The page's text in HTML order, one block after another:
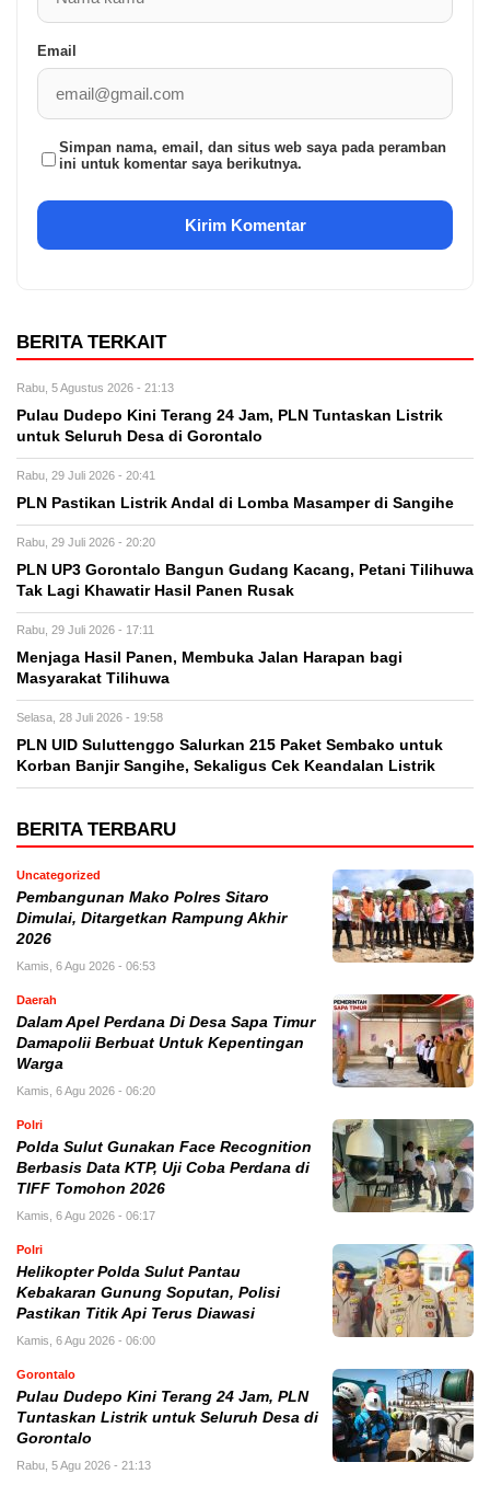
Email
Simpan nama, email, dan situs web saya pada peramban
ini untuk komentar saya berikutnya.
BERITA TERKAIT
Rabu, 5 Agustus 2026 - 21:13
Pulau Dudepo Kini Terang 24 Jam, PLN Tuntaskan Listrik
untuk Seluruh Desa di Gorontalo
Rabu, 29 Juli 2026 - 20:41
PLN Pastikan Listrik Andal di Lomba Masamper di Sangihe
Rabu, 29 Juli 2026 - 20:20
PLN UP3 Gorontalo Bangun Gudang Kacang, Petani Tilihuwa
Tak Lagi Khawatir Hasil Panen Rusak
Rabu, 29 Juli 2026 - 17:11
Menjaga Hasil Panen, Membuka Jalan Harapan bagi
Masyarakat Tilihuwa
Selasa, 28 Juli 2026 - 19:58
PLN UID Suluttenggo Salurkan 215 Paket Sembako untuk
Korban Banjir Sangihe, Sekaligus Cek Keandalan Listrik
BERITA TERBARU
Uncategorized
Pembangunan Mako Polres Sitaro
Dimulai, Ditargetkan Rampung Akhir
2026
Kamis, 6 Agu 2026 - 06:53
Daerah
Dalam Apel Perdana Di Desa Sapa Timur
Damapolii Berbuat Untuk Kepentingan
Warga
Kamis, 6 Agu 2026 - 06:20
Polri
Polda Sulut Gunakan Face Recognition
Berbasis Data KTP, Uji Coba Perdana di
TIFF Tomohon 2026
Kamis, 6 Agu 2026 - 06:17
Polri
Helikopter Polda Sulut Pantau
Kebakaran Gunung Soputan, Polisi
Pastikan Titik Api Terus Diawasi
Kamis, 6 Agu 2026 - 06:00
Gorontalo
Pulau Dudepo Kini Terang 24 Jam, PLN
Tuntaskan Listrik untuk Seluruh Desa di
Gorontalo
Rabu, 5 Agu 2026 - 21:13